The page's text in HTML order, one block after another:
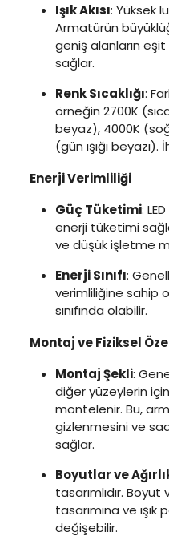
Işık Akısı: Yüksek
Armatürün
geniş alanların eşit
sağlar.
Renk Sıcaklığı:
örneğin 2700K
beyaz), 4000K
(gün ışığı
Enerji Verimliliği
Güç Tüketimi:
enerji tüketimi
ve düşük işletme
Enerji Sınıfı:
verimliliğine sahip
sınıfında olabilir.
Montaj ve Fiziksel
Montaj Şekli:
diğer yüzeylerin
montelenir. Bu,
gizlenmesini ve
sağlar.
Boyutlar ve
tasarımlıdır. Boyut
tasarımına ve
değişebilir.